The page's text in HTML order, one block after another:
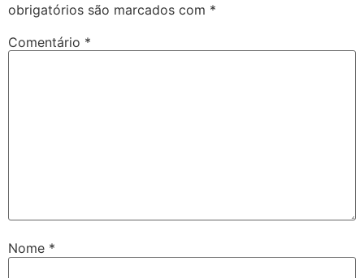
obrigatórios são marcados com *
Comentário *
Nome *